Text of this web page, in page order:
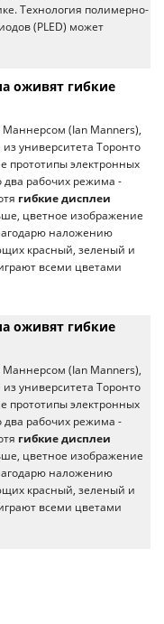
Технология полимерно-
(PLED) может
оживят гибкие
(Ian Manners),
университета Торонто
прототипы электронных
два рабочих режима -
гибкие дисплеи
цветное изображение
наложению
красный, зеленый и
всеми цветами
оживят гибкие
(Ian Manners),
университета Торонто
прототипы электронных
два рабочих режима -
гибкие дисплеи
цветное изображение
наложению
красный, зеленый и
всеми цветами